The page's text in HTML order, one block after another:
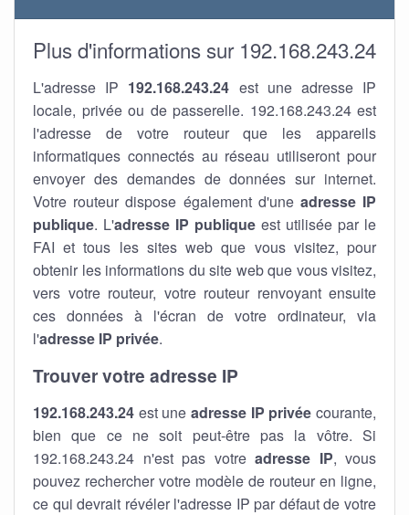
Plus d'informations sur 192.168.243.24
L'adresse IP 192.168.243.24 est une adresse IP
locale, privée ou de passerelle. 192.168.243.24 est
l'adresse de votre routeur que les appareils
informatiques connectés au réseau utiliseront pour
envoyer des demandes de données sur internet.
Votre routeur dispose également d'une adresse IP
publique. L'adresse IP publique est utilisée par le
FAI et tous les sites web que vous visitez, pour
obtenir les informations du site web que vous visitez,
vers votre routeur, votre routeur renvoyant ensuite
ces données à l'écran de votre ordinateur, via
l'adresse IP privée.
Trouver votre adresse IP
192.168.243.24 est une adresse IP privée courante,
bien que ce ne soit peut-être pas la vôtre. Si
192.168.243.24 n'est pas votre adresse IP, vous
pouvez rechercher votre modèle de routeur en ligne,
ce qui devrait révéler l'adresse IP par défaut de votre